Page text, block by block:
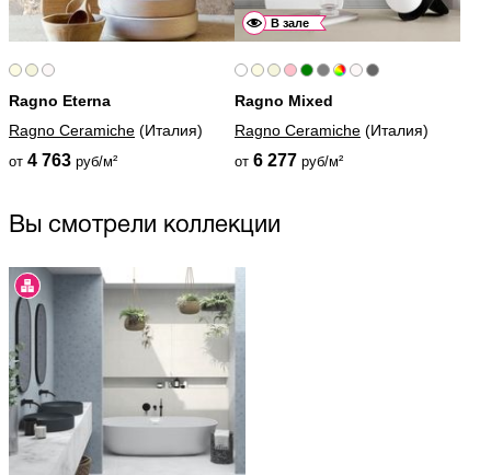
Ragno Eterna
Ragno Ceramiche (Италия)
от 4 763 руб/м²
В зале
Ragno Mixed
Ragno Ceramiche (Италия)
от 6 277 руб/м²
Вы смотрели коллекции